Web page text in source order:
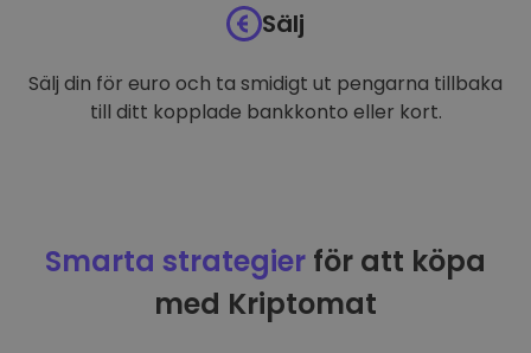
Sälj
Sälj din för euro och ta smidigt ut pengarna tillbaka
till ditt kopplade bankkonto eller kort.
Smarta strategier för att köpa
med Kriptomat